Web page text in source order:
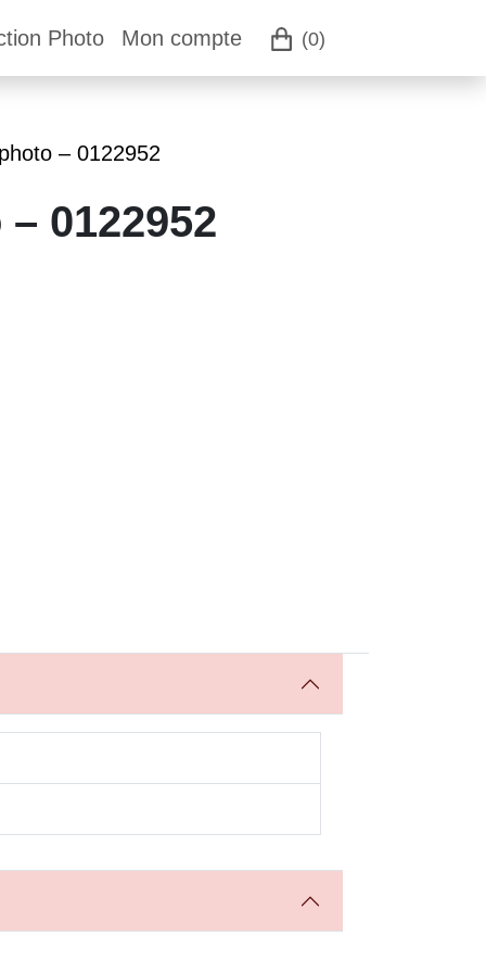
(0)
Photo Mon compte
– 0122952
0122952